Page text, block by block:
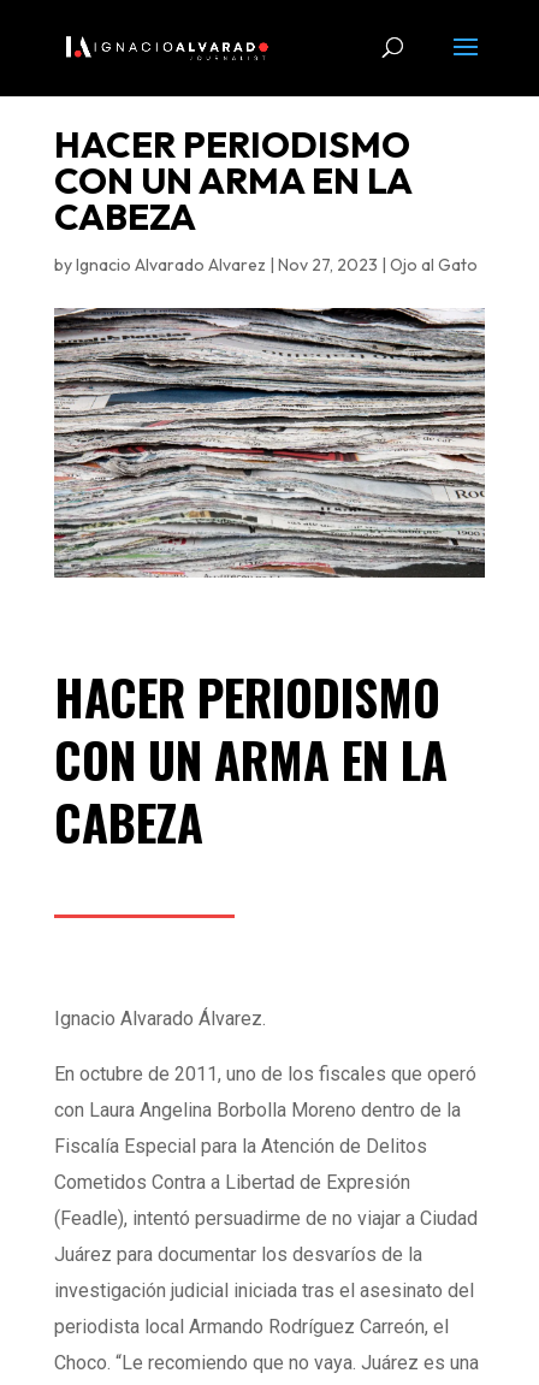
HACER PERIODISMO
CON UN ARMA EN LA
CABEZA
byIgnacio Alvarado Alvarez | Nov 27, 2023 | Ojo al Gato
HACER PERIODISMO
CON UN ARMA EN LA
CABEZA
Ignacio Alvarado Álvarez.
En octubre de 2011, uno de los fiscales que operó
con Laura Angelina Borbolla Moreno dentro de la
Fiscalía Especial para la Atención de Delitos
Cometidos Contra a Libertad de Expresión
(Feadle), intentó persuadirme de no viajar a Ciudad
Juárez para documentar los desvaríos de la
investigación judicial iniciada tras el asesinato del
periodista local Armando Rodríguez Carreón, el
Choco. “Le recomiendo que no vaya. Juárez es una